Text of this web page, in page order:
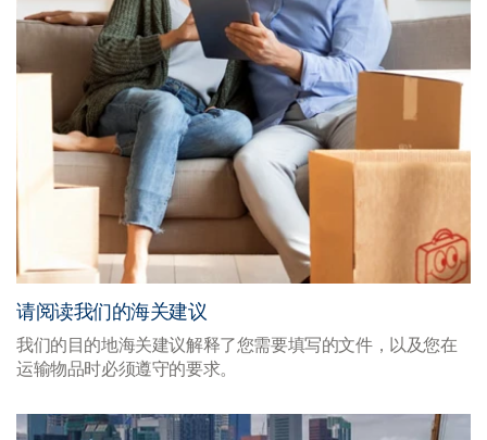
请阅读我们的海关建议
我们的目的地海关建议解释了您需要填写的文件，以及您在
运输物品时必须遵守的要求。